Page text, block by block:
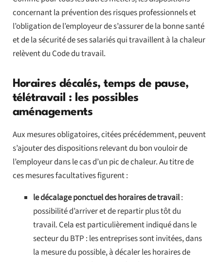
concernant la prévention des risques professionnels et
l’obligation de l’employeur de s’assurer de la bonne santé
et de la sécurité de ses salariés qui travaillent à la chaleur
relèvent du Code du travail.
Horaires décalés, temps de pause,
télétravail : les possibles
aménagements
Aux mesures obligatoires, citées précédemment, peuvent
s’ajouter des dispositions relevant du bon vouloir de
l’employeur dans le cas d’un pic de chaleur. Au titre de
ces mesures facultatives figurent :
le décalage ponctuel des horaires de travail:
possibilité d’arriver et de repartir plus tôt du
travail. Cela est particulièrement indiqué dans le
secteur du BTP : les entreprises sont invitées, dans
la mesure du possible, à décaler les horaires de